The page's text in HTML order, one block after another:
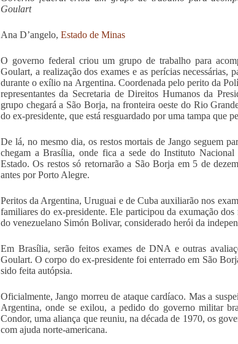
Goulart
Ana D’angelo, Estado de Minas
O governo federal criou um grupo de trabalho para
Goulart, a realização dos exames e as perícias necessárias,
durante o exílio na Argentina. Coordenada pelo perito da
representantes da Secretaria de Direitos Humanos da
grupo chegará a São Borja, na fronteira oeste do Rio
do ex-presidente, que está resguardado por uma tampa que
De lá, no mesmo dia, os restos mortais de Jango seguem
chegam a Brasília, onde fica a sede do Instituto
Estado. Os restos só retornarão a São Borja em 5 de
antes por Porto Alegre.
Peritos da Argentina, Uruguai e de Cuba auxiliarão nos
familiares do ex-presidente. Ele participou da exumação
do venezuelano Simón Bolivar, considerado herói da
Em Brasília, serão feitos exames de DNA e outras
Goulart. O corpo do ex-presidente foi enterrado em São
sido feita autópsia.
Oficialmente, Jango morreu de ataque cardíaco. Mas a
Argentina, onde se exilou, a pedido do governo militar
Condor, uma aliança que reuniu, na década de 1970, os
com ajuda norte-americana.